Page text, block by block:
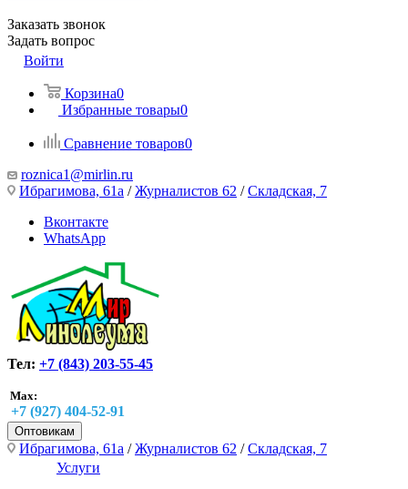
Заказать звонок
Задать вопрос
Войти
Корзина0
Избранные товары0
Сравнение товаров0
roznica1@mirlin.ru
Ибрагимова, 61а /Журналистов 62 /Складская, 7
Вконтакте
WhatsApp
Тел: +7 (843) 203-55-45
Max:
+7 (927) 404-52-91
Оптовикам
Ибрагимова, 61а /Журналистов 62 /Складская, 7
Услуги